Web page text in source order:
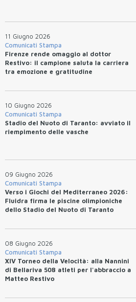
11 Giugno 2026
Comunicati Stampa
Firenze rende omaggio al dottor
Restivo: il campione saluta la carriera
tra emozione e gratitudine
10 Giugno 2026
Comunicati Stampa
Stadio del Nuoto di Taranto: avviato il
riempimento delle vasche
09 Giugno 2026
Comunicati Stampa
Verso i Giochi del Mediterraneo 2026:
Fluidra firma le piscine olimpioniche
dello Stadio del Nuoto di Taranto
08 Giugno 2026
Comunicati Stampa
XIV Torneo della Velocità: alla Nannini
di Bellariva 508 atleti per l'abbraccio a
Matteo Restivo